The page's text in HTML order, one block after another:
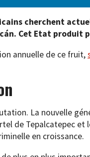
cherchent
Cet Etat produit
annuelle de ce fruit,
La nouvelle
de Tepalcatepec
en croissance.